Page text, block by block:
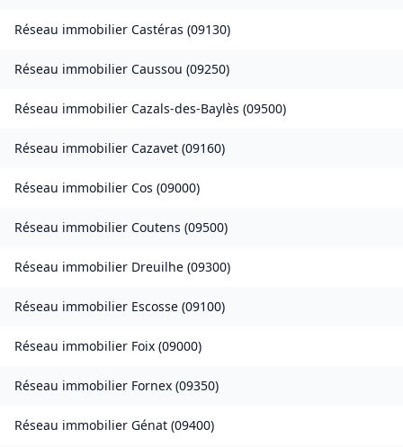
Réseau immobilier Castéras (09130)
Réseau immobilier Caussou (09250)
Réseau immobilier Cazals-des-Baylès (09500)
Réseau immobilier Cazavet (09160)
Réseau immobilier Cos (09000)
Réseau immobilier Coutens (09500)
Réseau immobilier Dreuilhe (09300)
Réseau immobilier Escosse (09100)
Réseau immobilier Foix (09000)
Réseau immobilier Fornex (09350)
Réseau immobilier Génat (09400)